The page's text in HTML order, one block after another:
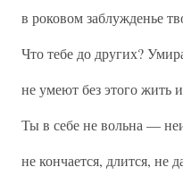
в роковом заблужденье
Что тебе до других?
не умеют без этого жить и
Ты в себе не вольна —
не кончается, длится, не